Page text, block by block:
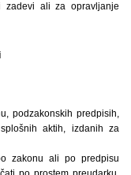
zadevi ali za opravljanje
podzakonskih predpisih,
aktih, izdanih za
zakonu ali po predpisu